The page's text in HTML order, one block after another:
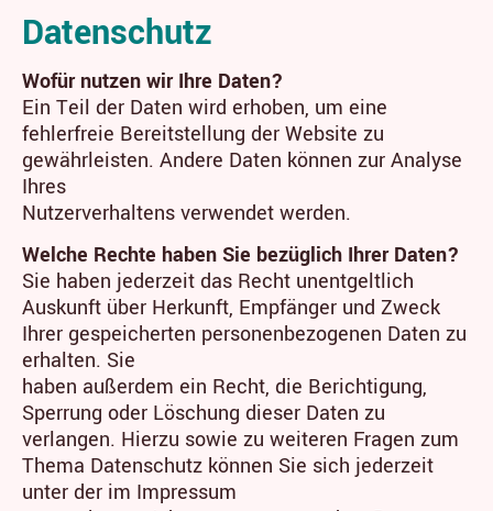
Datenschutz
Wofür nutzen wir Ihre Daten?
Ein Teil der Daten wird erhoben, um eine
fehlerfreie Bereitstellung der Website zu
gewährleisten. Andere Daten können zur Analyse
Ihres
Nutzerverhaltens verwendet werden.
Welche Rechte haben Sie bezüglich Ihrer Daten?
Sie haben jederzeit das Recht unentgeltlich
Auskunft über Herkunft, Empfänger und Zweck
Ihrer gespeicherten personenbezogenen Daten zu
erhalten. Sie
haben außerdem ein Recht, die Berichtigung,
Sperrung oder Löschung dieser Daten zu
verlangen. Hierzu sowie zu weiteren Fragen zum
Thema Datenschutz können Sie sich jederzeit
unter der im Impressum